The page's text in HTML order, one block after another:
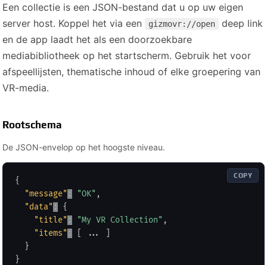
Een collectie is een JSON-bestand dat u op uw eigen
server host. Koppel het via een
gizmovr://open
deep link
en de app laadt het als een doorzoekbare
mediabibliotheek op het startscherm. Gebruik het voor
afspeellijsten, thematische inhoud of elke groepering van
VR-media.
Rootschema
De JSON-envelop op het hoogste niveau.
{
"message" : "OK" ,
"data" :
{
"title" : "My VR Collection" ,
"items" : ...
}
}
COPY